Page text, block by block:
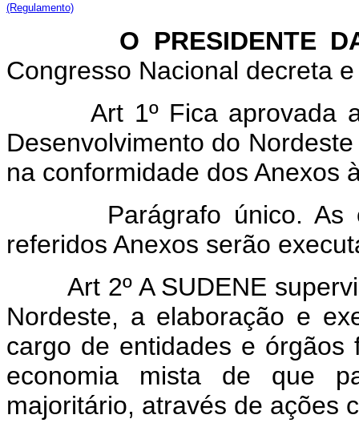
(Regulamento)
O PRESIDENTE DA
Congresso Nacional decreta
Art 1º Fica aprovada
Desenvolvimento do
na conformidade dos Anexos
Parágrafo único. As
referidos Anexos serão
Art 2º A SUDENE
Nordeste, a elaboração e
cargo de entidades e órgãos
economia mista de que
majoritário, através de ações